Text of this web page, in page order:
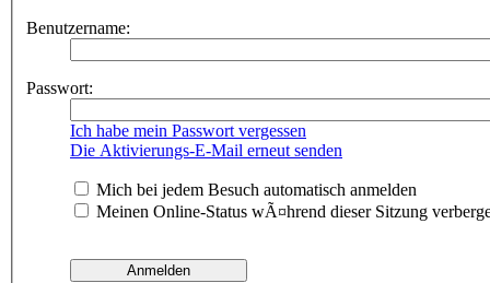
Benutzername:
Passwort:
Ich habe mein Passwort vergessen
Die Aktivierungs-E-Mail erneut senden
Mich bei jedem Besuch automatisch anmelden
Meinen Online-Status wÃ¤hrend dieser Sitzung